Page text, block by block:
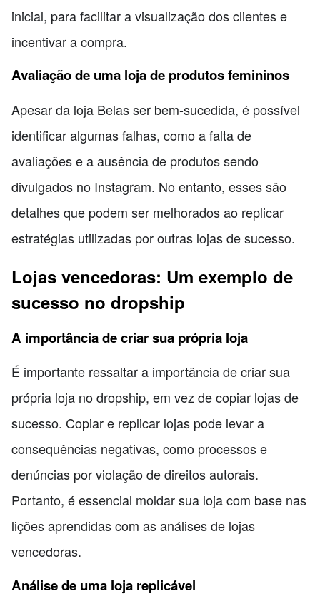
inicial, para facilitar a visualização dos clientes e
incentivar a compra.
Avaliação de uma loja de produtos femininos
Apesar da loja Belas ser bem-sucedida, é possível
identificar algumas falhas, como a falta de
avaliações e a ausência de produtos sendo
divulgados no Instagram. No entanto, esses são
detalhes que podem ser melhorados ao replicar
estratégias utilizadas por outras lojas de sucesso.
Lojas vencedoras: Um exemplo de
sucesso no dropship
A importância de criar sua própria loja
É importante ressaltar a importância de criar sua
própria loja no dropship, em vez de copiar lojas de
sucesso. Copiar e replicar lojas pode levar a
consequências negativas, como processos e
denúncias por violação de direitos autorais.
Portanto, é essencial moldar sua loja com base nas
lições aprendidas com as análises de lojas
vencedoras.
Análise de uma loja replicável